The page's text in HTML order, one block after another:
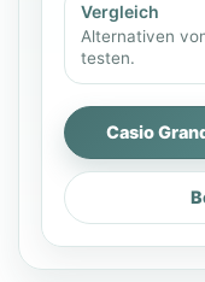
Vergleich
Alternativen
testen.
Casio